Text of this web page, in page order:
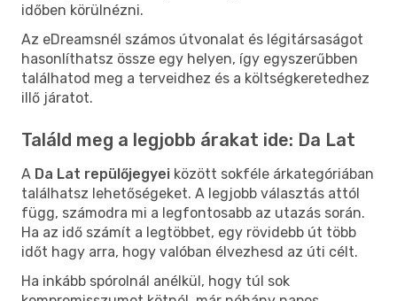
időben körülnézni.
Az eDreamsnél számos útvonalat és légitársaságot
hasonlíthatsz össze egy helyen, így egyszerűbben
találhatod meg a terveidhez és a költségkeretedhez
illő járatot.
Találd meg a legjobb árakat ide: Da Lat
A Da Lat repülőjegyei között sokféle árkategóriában
találhatsz lehetőségeket. A legjobb választás attól
függ, számodra mi a legfontosabb az utazás során.
Ha az idő számít a legtöbbet, egy rövidebb út több
időt hagy arra, hogy valóban élvezhesd az úti célt.
Ha inkább spórolnál anélkül, hogy túl sok